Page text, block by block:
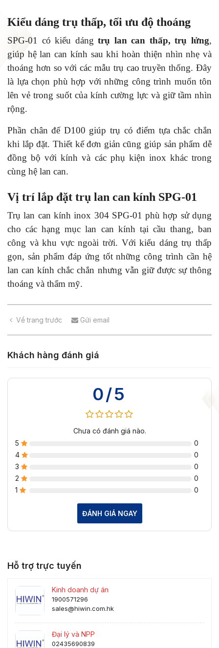
Kiểu dáng trụ thấp, tối ưu độ thoáng
SPG-01 có kiểu dángtrụ lan can thấp, trụ lửng,
giúp hệ lan can kính sau khi hoàn thiện nhìn nhẹ và
thoáng hơn so với các mẫu trụ cao truyền thống. Đây
là lựa chọn phù hợp với những công trình muốn tôn
lên vẻ trong suốt của kính cường lực và giữ tầm nhìn
rộng.
Phần chân đế D100 giúp trụ có điểm tựa chắc chắn
khi lắp đặt. Thiết kế đơn giản cũng giúp sản phẩm dễ
đồng bộ với kính và các phụ kiện inox khác trong
cùng hệ lan can.
Vị trí lắp đặt trụ lan can kính SPG-01
Trụ lan can kính inox 304 SPG-01 phù hợp sử dụng
cho các hạng mục lan can kính tại cầu thang, ban
công và khu vực ngoài trời. Với kiểu dáng trụ thấp
gọn, sản phẩm đáp ứng tốt những công trình cần hệ
lan can kính chắc chắn nhưng vẫn giữ được sự thông
thoáng và thẩm mỹ.
Về trang trước Gửi email
Khách hàng đánh giá
0/5
Chưa có đánh giá nào.
5
0
4
0
3
0
2
0
1
0
ĐÁNH GIÁ NGAY
Hỗ trợ trực tuyến
Kinh doanh dự án
1900571296
sales@hiwin.com.hk
Đại lý và NPP
02435690839